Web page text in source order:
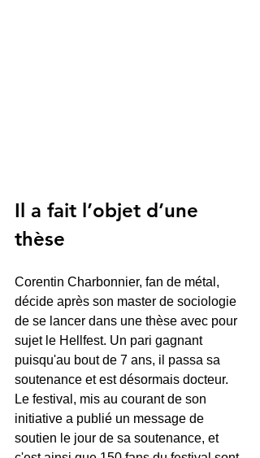
Il a fait l’objet d’une
thèse
Corentin Charbonnier, fan de métal,
décide après son master de sociologie
de se lancer dans une thèse avec pour
sujet le Hellfest. Un pari gagnant
puisqu'au bout de 7 ans, il passa sa
soutenance et est désormais docteur.
Le festival, mis au courant de son
initiative a publié un message de
soutien le jour de sa soutenance, et